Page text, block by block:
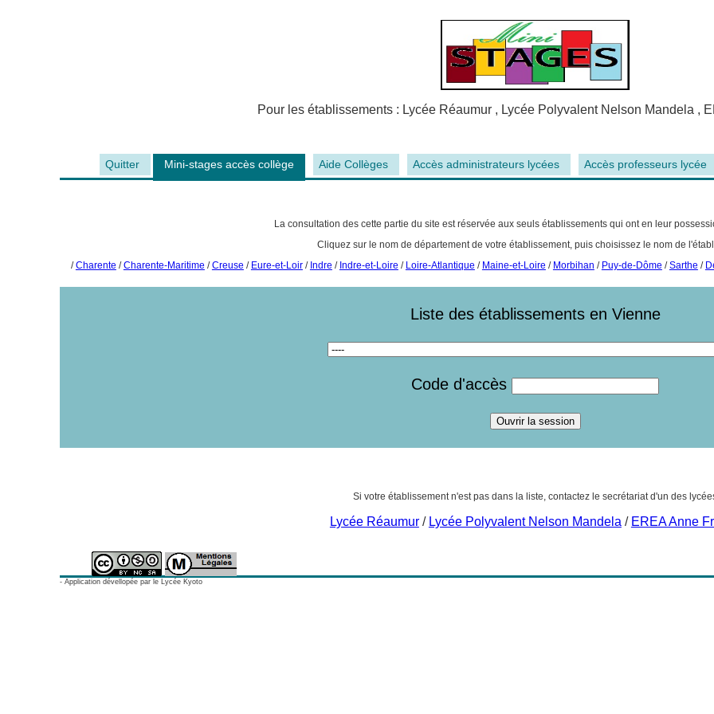
Pour les établissements : Lycée Réaumur , Lycée Polyvalent Nelson Mandela ,
Quitter Mini-stages accès collège Aide Collèges Accès administrateurs lycées Accès professeurs lycée
La consultation des cette partie du site est réservée aux seuls établissements qui ont en leur
Cliquez sur le nom de département de votre établissement, puis choisissez le nom de
/Charente /Charente-Maritime /Creuse / Eure-et-Loir/ Indre / Indre-et-Loire / Loire-Atlantique / Maine-et-Loire / Morbihan / Puy-de-Dôme /Sarthe /
Liste des établissements en Vienne
Code d'accès
Si votre établissement n'est pas dans la liste, contactez le secrétariat d'un des
Lycée Réaumur/ Lycée Polyvalent Nelson Mandela / EREA Anne
- Application dévellopée par le Lycée Kyoto